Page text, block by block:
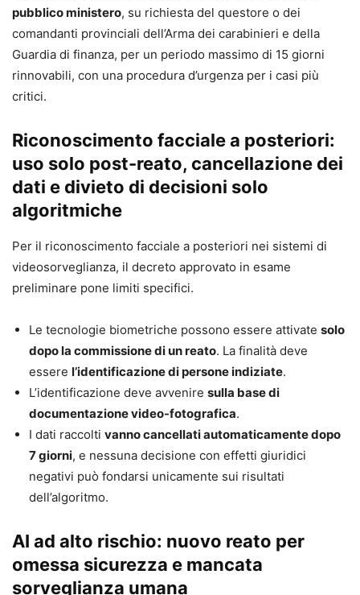
Ampio spazio è dedicato agli aggiornamenti normativi più
recenti, tra cui il Regolamento UE 2024/1689 (AI Act), la
Direttiva UE 2024/2853 in materia di prodotti difettosi e la
legge italiana n. 132/2025 sull’intelligenza artificiale, letti
in raccordo con i diversi settori applicativi.
Analisi aggiornata al nuovo quadro normativo
europeo e nazionale sull’intelligenza artificiale.
Inquadramento operativo dei principali modelli di
responsabilità civile applicabili ai sistemi di IA.
Approfondimento su prova del difetto, nesso di
causalità, presunzioni, disclosure e obblighi
informativi.
filiera tecnologica: progettazione,
addestramento, distribuzione e uso.
Focus su settori ad alto impatto: mobilità
autonoma, sanità digitale, professioni legali,
giustizia, governance societaria, credito, diritto
d’autore e sicurezza sul lavoro.
Strumento utile per affrontare casi, contenziosi e
attività di consulenza legati all’impiego di
tecnologie algoritmiche.
Contenuti principali
Soggettività, imputazione e responsabilità
dell’IA.
pubblico ministero, su richiesta del questore o dei
comandanti provinciali dell’Arma dei carabinieri e della
Guardia di finanza, per un periodo massimo di 15 giorni
rinnovabili, con una procedura d’urgenza per i casi più
critici.
Riconoscimento facciale a posteriori:
uso solo post-reato, cancellazione dei
dati e divieto di decisioni solo
algoritmiche
Per il riconoscimento facciale a posteriori nei sistemi di
videosorveglianza, il decreto approvato in esame
preliminare pone limiti specifici.
Le tecnologie biometriche possono essere attivate solo
dopo la commissione di un reato. La finalità deve
essere l’identificazione di persone indiziate.
L’identificazione deve avvenire sulla base di
documentazione video-fotografica.
I dati raccolti vanno cancellati automaticamente dopo
7 giorni, e nessuna decisione con effetti giuridici
negativi può fondarsi unicamente sui risultati
dell’algoritmo.
AI ad alto rischio: nuovo reato per
omessa sicurezza e mancata
sorveglianza umana